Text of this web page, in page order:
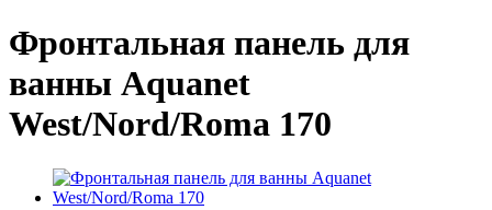
Фронтальная панель для
ванны Aquanet
West/Nord/Roma 170